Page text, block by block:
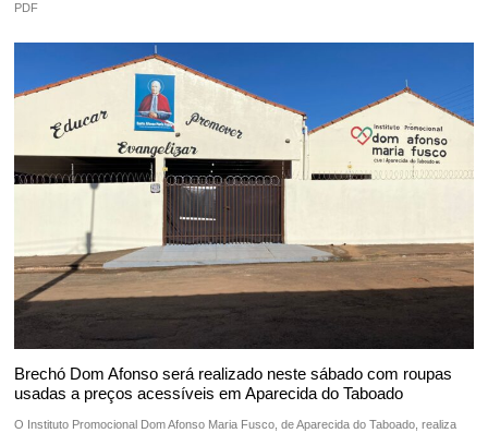
PDF
Brechó Dom Afonso será realizado neste sábado com roupas
usadas a preços acessíveis em Aparecida do Taboado
O Instituto Promocional Dom Afonso Maria Fusco, de Aparecida do Taboado, realiza